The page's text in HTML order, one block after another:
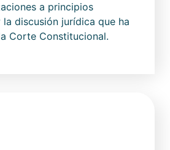
a principios
discusión jurídica que ha
Corte Constitucional.